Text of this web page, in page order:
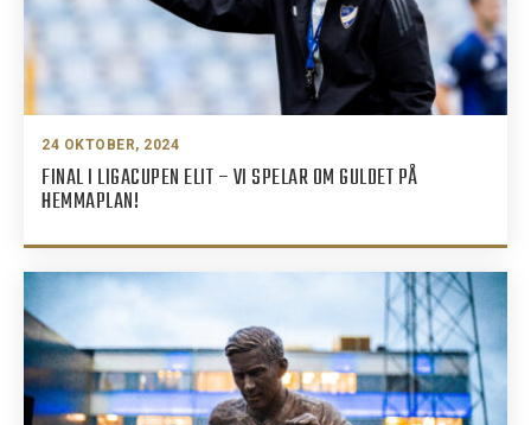
24 OKTOBER, 2024
FINAL I LIGACUPEN ELIT – VI SPELAR OM GULDET PÅ
HEMMAPLAN!